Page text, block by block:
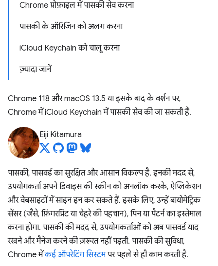
Chrome प्रोफ़ाइल में पासकी सेव करना
पासकी के ऑरिजिन को अलग करना
iCloud Keychain को चालू करना
ज़्यादा जानें
Chrome 118 और macOS 13.5 या इसके बाद के वर्शन पर,
Chrome में iCloud Keychain में पासकी सेव की जा सकती हैं.
Eiji Kitamura
पासकी, पासवर्ड का सुरक्षित और आसान विकल्प है. इनकी मदद से,
उपयोगकर्ता अपने डिवाइस की स्क्रीन को अनलॉक करके, ऐप्लिकेशन
और वेबसाइटों में साइन इन कर सकते हैं. इसके लिए, उन्हें बायोमेट्रिक
सेंसर (जैसे, फ़िंगरप्रिंट या चेहरे की पहचान), पिन या पैटर्न का इस्तेमाल
करना होगा. पासकी की मदद से, उपयोगकर्ताओं को अब पासवर्ड याद
रखने और मैनेज करने की ज़रूरत नहीं पड़ती. पासकी की सुविधा,
Chrome मेंकई ऑपरेटिंग सिस्टमपर पहले से ही काम करती है.